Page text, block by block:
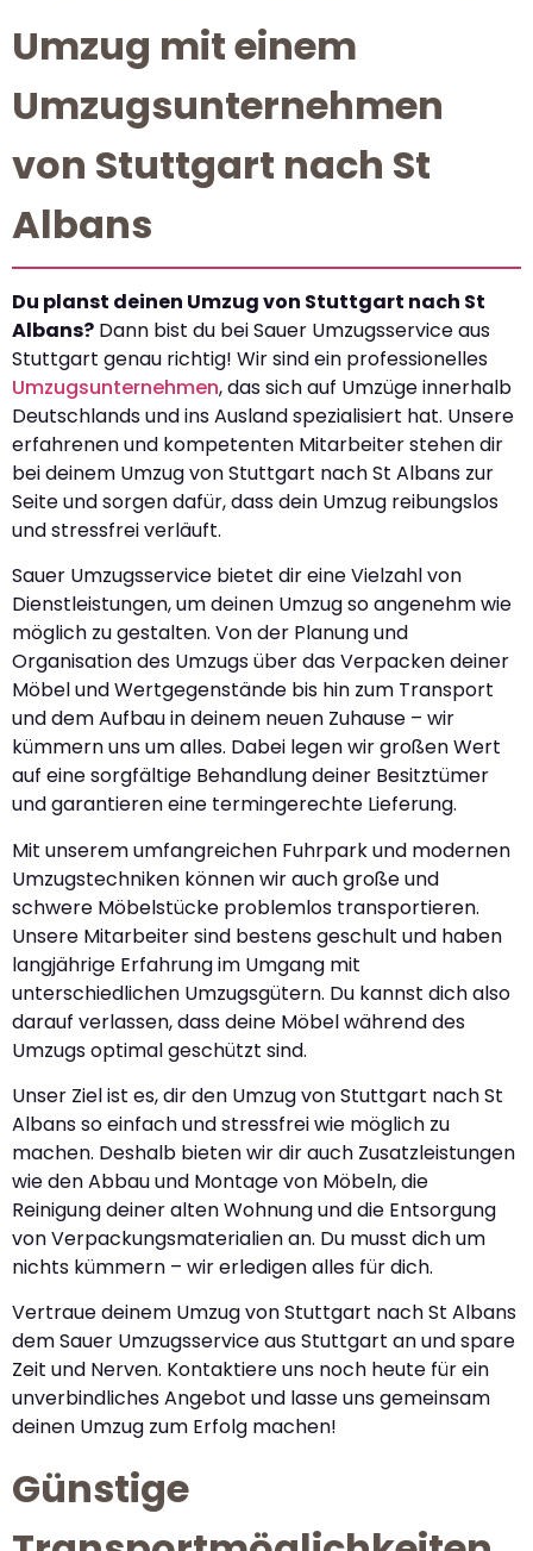
Umzug mit einem
Umzugsunternehmen
von Stuttgart nach St
Albans
Du planst deinen Umzug von Stuttgart nach St
Albans? Dann bist du bei Sauer Umzugsservice aus
Stuttgart genau richtig! Wir sind ein professionelles
Umzugsunternehmen, das sich auf Umzüge innerhalb
Deutschlands und ins Ausland spezialisiert hat. Unsere
erfahrenen und kompetenten Mitarbeiter stehen dir
bei deinem Umzug von Stuttgart nach St Albans zur
Seite und sorgen dafür, dass dein Umzug reibungslos
und stressfrei verläuft.
Sauer Umzugsservice bietet dir eine Vielzahl von
Dienstleistungen, um deinen Umzug so angenehm wie
möglich zu gestalten. Von der Planung und
Organisation des Umzugs über das Verpacken deiner
Möbel und Wertgegenstände bis hin zum Transport
und dem Aufbau in deinem neuen Zuhause – wir
kümmern uns um alles. Dabei legen wir großen Wert
auf eine sorgfältige Behandlung deiner Besitztümer
und garantieren eine termingerechte Lieferung.
Mit unserem umfangreichen Fuhrpark und modernen
Umzugstechniken können wir auch große und
schwere Möbelstücke problemlos transportieren.
Unsere Mitarbeiter sind bestens geschult und haben
langjährige Erfahrung im Umgang mit
unterschiedlichen Umzugsgütern. Du kannst dich also
darauf verlassen, dass deine Möbel während des
Umzugs optimal geschützt sind.
Unser Ziel ist es, dir den Umzug von Stuttgart nach St
Albans so einfach und stressfrei wie möglich zu
machen. Deshalb bieten wir dir auch Zusatzleistungen
wie den Abbau und Montage von Möbeln, die
Reinigung deiner alten Wohnung und die Entsorgung
von Verpackungsmaterialien an. Du musst dich um
nichts kümmern – wir erledigen alles für dich.
Vertraue deinem Umzug von Stuttgart nach St Albans
dem Sauer Umzugsservice aus Stuttgart an und spare
Zeit und Nerven. Kontaktiere uns noch heute für ein
unverbindliches Angebot und lasse uns gemeinsam
deinen Umzug zum Erfolg machen!
Günstige